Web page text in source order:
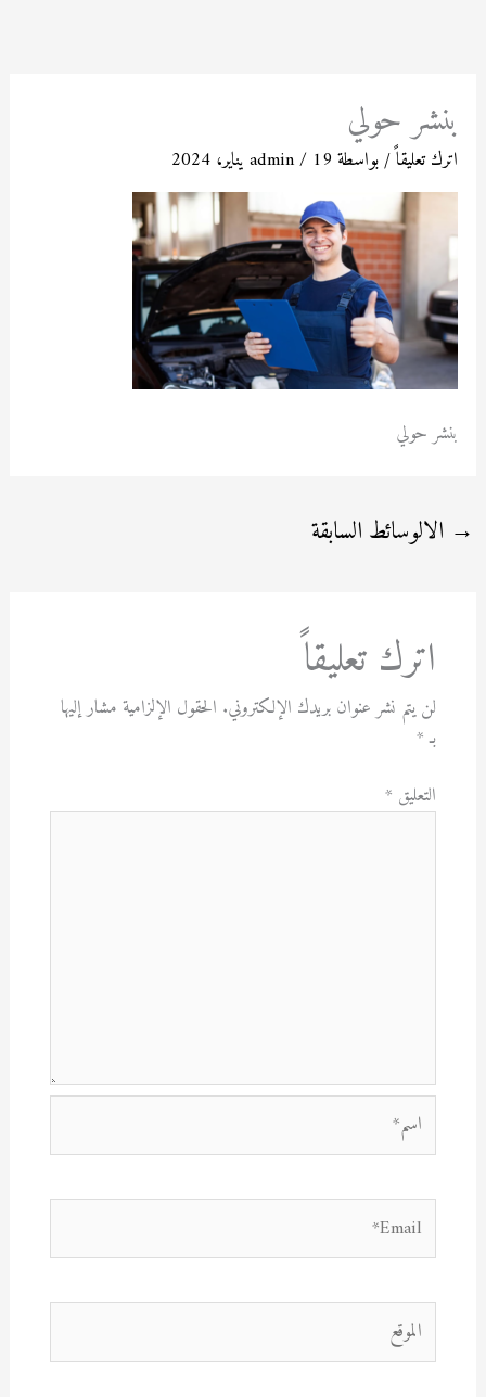
بنشر حولي
اترك تعليقاً/ بواسطة admin/ 19 يناير، 2024
بنشر حولي
→ الالوسائط السابقة
اترك تعليقاً
لن يتم نشر عنوان بريدك الإلكتروني. الحقول الإلزامية مشار إليها
بـ*
التعليق *
اسم*
الموقع